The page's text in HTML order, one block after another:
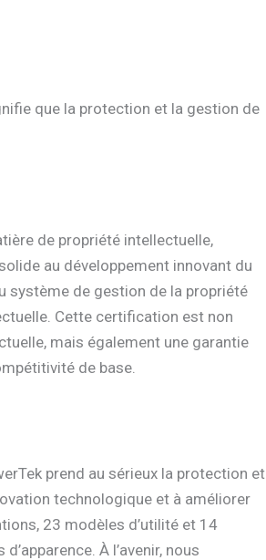
que la protection et la gestion de
de propriété intellectuelle,
au développement innovant du
système de gestion de la propriété
Cette certification est non
mais également une garantie
de base.
prend au sérieux la protection et
technologique et à améliorer
23 modèles d’utilité et 14
À l’avenir, nous